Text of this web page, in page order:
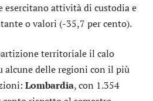
esercitano attività di custodia e
o valori (-35,7 per cento).
territoriale il calo
alcune delle regioni con il più
Lombardia, con 1.354